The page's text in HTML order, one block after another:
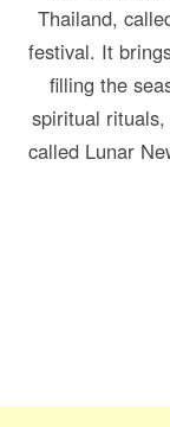
Thailand,
festival. It
filling the
spiritual rituals,
called Lunar